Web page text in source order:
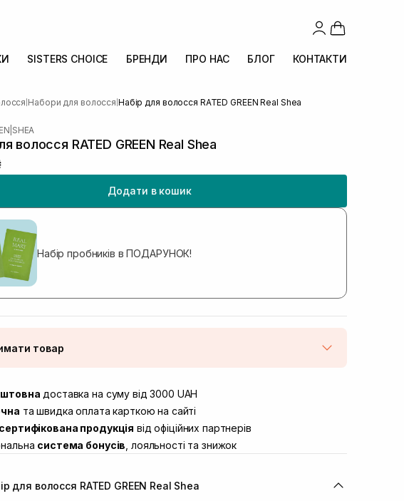
SISTERS CHOICE БРЕНДИ ПРО НАС БЛОГ КОНТАКТИ
Набори для волосся Набір для волосся RATED GREEN Real Shea
SHEA
волосся RATED GREEN Real Shea
Додати в кошик
Набір пробників в ПОДАРУНОК!
товар
м. Луцьк, вул. Винниченка 4
м. Львів, вул. Академіка Підстригача, 1В
Lake)
м. Львів, вул. Івана Франка 36
м. Львів, вул. Степана Бандери 45 В наявності
м. Рівне, вул. Кулика і Гудачека 23 (ТЦ
доставка на суму від 3000 UAH
та швидка оплата карткою на сайті
сертифікована продукція від офіційних партнерів
система бонусів , лояльності та знижок
для волосся RATED GREEN Real Shea